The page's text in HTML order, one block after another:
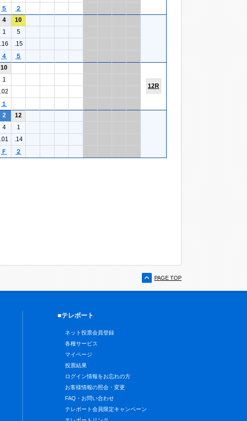
５ ２
4
10
1
5
.16
.15
４ ５
10
12R
1
.02
１
2
12
4
1
.01
.14
Ｆ ２
PAGE TOP
■テレボート
ネット投票会員登録
各種サービス
マイページ
投票結果
ログイン情報をお忘れの方
お客様情報の照会・変更
FAQ・お問い合わせ
テレボート会員限定キャンペーン